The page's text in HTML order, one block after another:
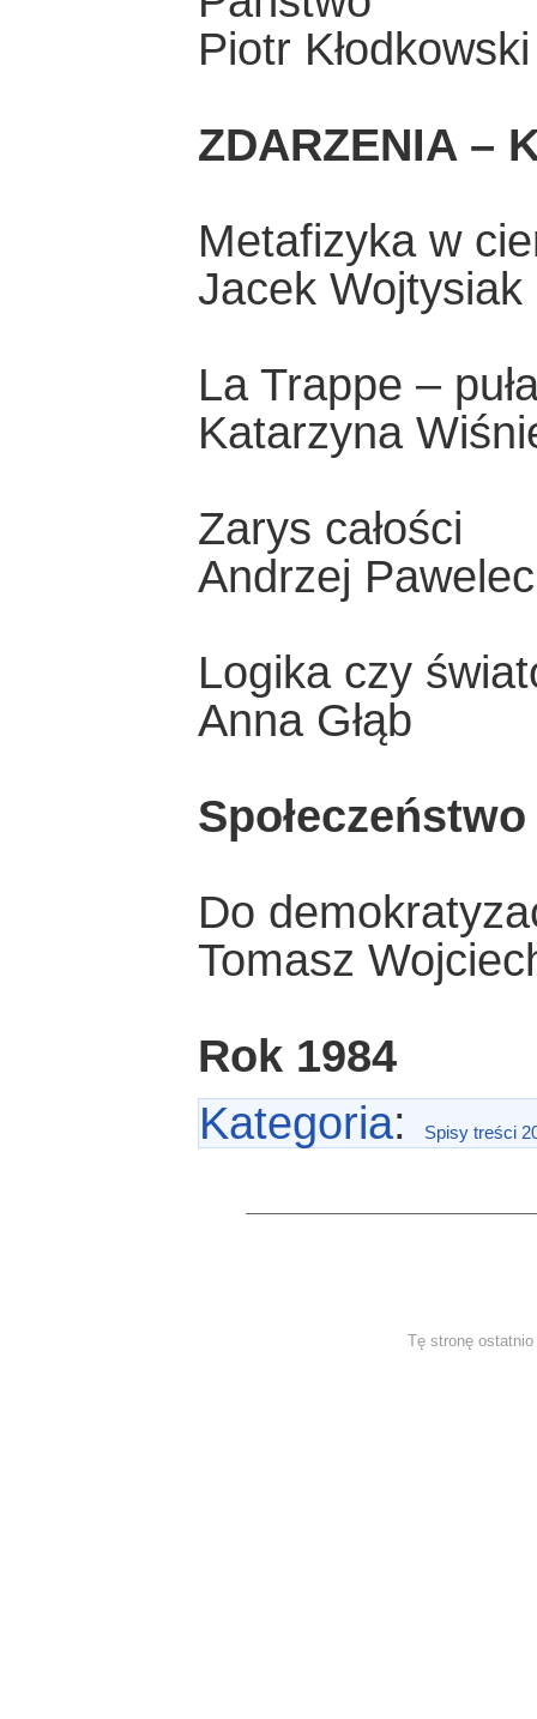
Piotr Kłodkowski
ZDARZENIA –
Metafizyka w
Jacek Wojtysiak
La Trappe –
Katarzyna
Zarys całości
Andrzej Pawelec
Logika czy
Anna Głąb
Do
Tomasz
Rok 1984
Kategoria: Spisy treści
Tę stronę